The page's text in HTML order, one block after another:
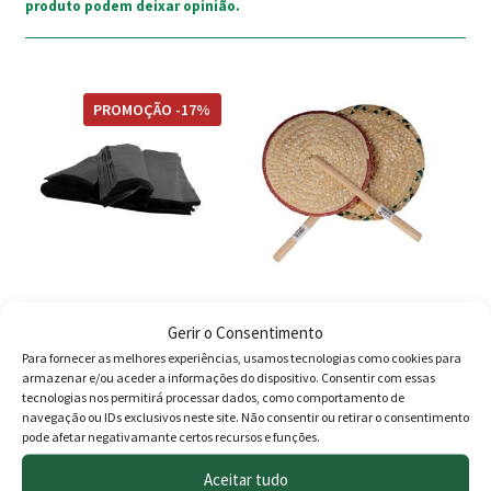
Gerir o Consentimento
Para fornecer as melhores experiências, usamos tecnologias como cookies para
armazenar e/ou aceder a informações do dispositivo. Consentir com essas
tecnologias nos permitirá processar dados, como comportamento de
navegação ou IDs exclusivos neste site. Não consentir ou retirar o consentimento
pode afetar negativamante certos recursos e funções.
Aceitar tudo
produto podem deixar opinião.
Saco Preto Lixo PEBD
900x1300x0.08 (Emb 10kg)
PROMOÇÃO -17%
24.00€ O
preço
original
19.95€O
preço
atual
Adicionar
Abano para Fogareiro
2.20€
Adicionar
This